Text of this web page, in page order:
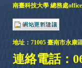
南臺科技大學 總務處
地址： 71005 臺南市永康
連絡電話：